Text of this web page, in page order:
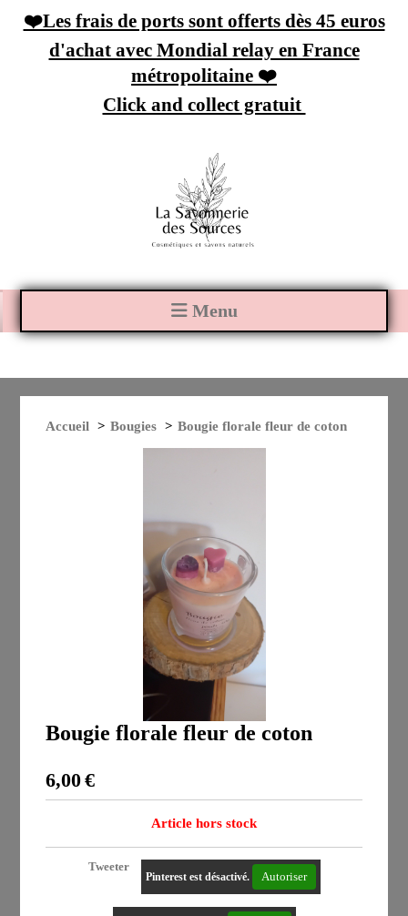
❤️Les frais de ports sont offerts dès 45 euros
d'achat avec Mondial relay en France
métropolitaine ❤️
Click and collect gratuit
Menu
Accueil Bougies Bougie florale fleur de coton
Bougie florale fleur de coton
6,00€
Article hors stock
Tweeter
Pinterest est désactivé. Autoriser